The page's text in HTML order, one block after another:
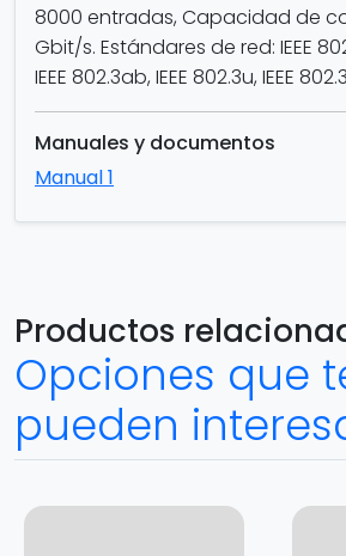
8000 entradas, Capacidad de
Gbit/s. Estándares de red: IEEE
IEEE 802.3ab, IEEE 802.3u, IEEE
Manuales y documentos
Manual 1
Productos
Opciones que
pueden